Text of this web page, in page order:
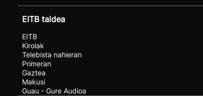
EITB taldea
EITB
Kirolak
Telebista nahieran
Primeran
Gaztea
Makusi
Guau - Gure Audioa